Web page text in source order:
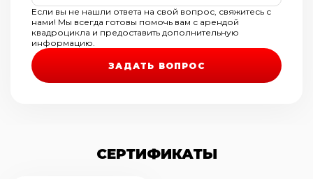
телефоны, которые указаны на сайте. В
сезон у нас очень много желающих
покататься, поэтому заранее (1-2 недели)
планируйте тур или свое мероприятие.
Если вы не нашли ответа на свой вопрос, свяжитесь с
нами! Мы всегда готовы помочь вам с арендой
квадроцикла и предоставить дополнительную
информацию.
ЗАДАТЬ ВОПРОС
СЕРТИФИКАТЫ